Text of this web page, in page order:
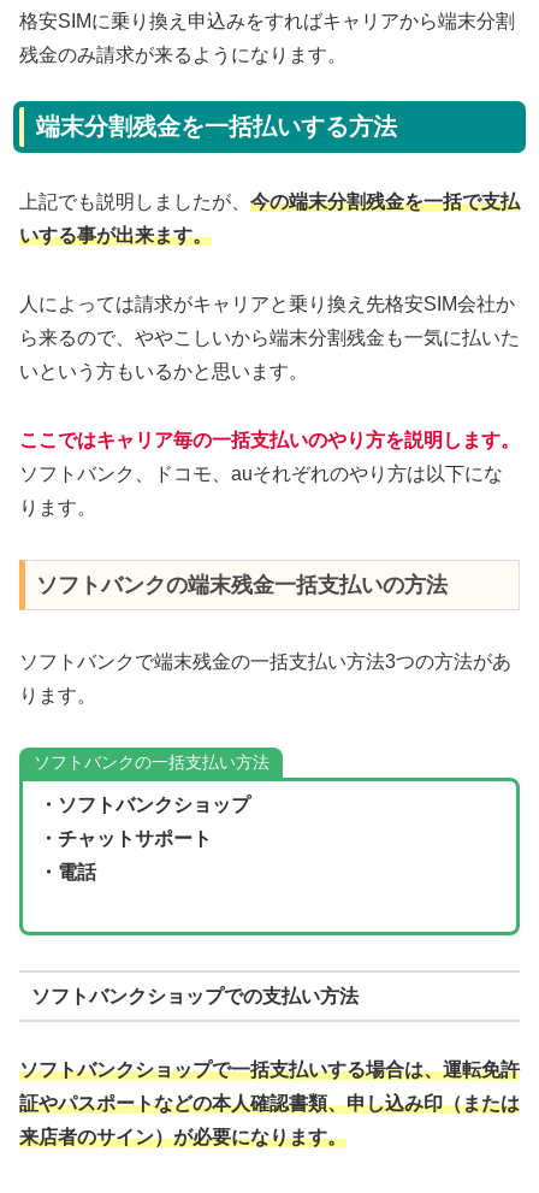
格安SIMに乗り換え申込みをすればキャリアから端末分割
残金のみ請求が来るようになります。
端末分割残金を一括払いする方法
上記でも説明しましたが、 今の端末分割残金を一括で支払
いする事が出来ます。
人によっては請求がキャリアと乗り換え先格安SIM会社か
ら来るので、ややこしいから端末分割残金も一気に払いた
いという方もいるかと思います。
ここではキャリア毎の一括支払いのやり方を説明します。
ソフトバンク、ドコモ、auそれぞれのやり方は以下にな
ります。
ソフトバンクの端末残金一括支払いの方法
ソフトバンクで端末残金の一括支払い方法3つの方法があ
ります。
ソフトバンクの一括支払い方法
・ソフトバンクショップ
・チャットサポート
・電話
ソフトバンクショップでの支払い方法
ソフトバンクショップで一括支払いする場合は、運転免許
証やパスポートなどの本人確認書類、申し込み印（または
来店者のサイン）が必要になります。